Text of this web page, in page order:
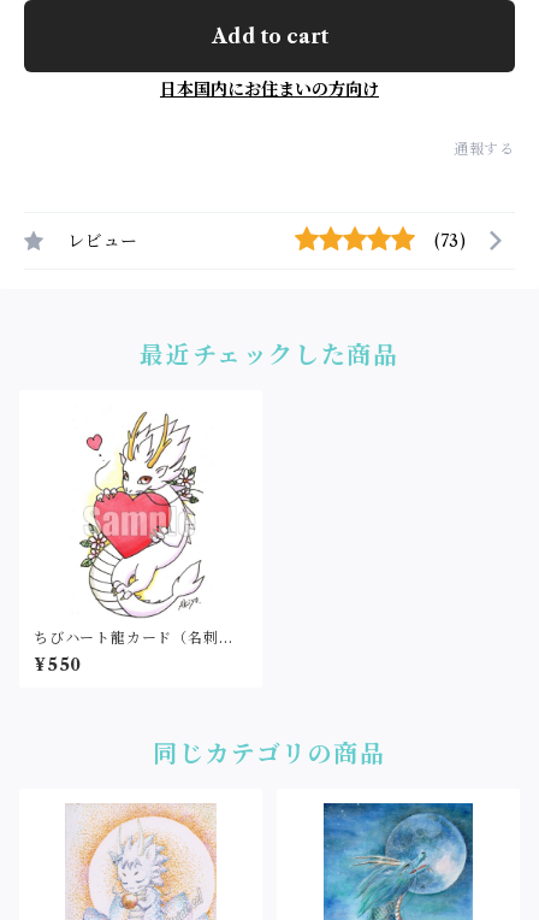
Add to cart
日本国内にお住まいの方向け
通報する
レビュー (73)
最近チェックした商品
ちびハート龍カード（名刺サ
イズ・印刷）
¥550
同じカテゴリの商品